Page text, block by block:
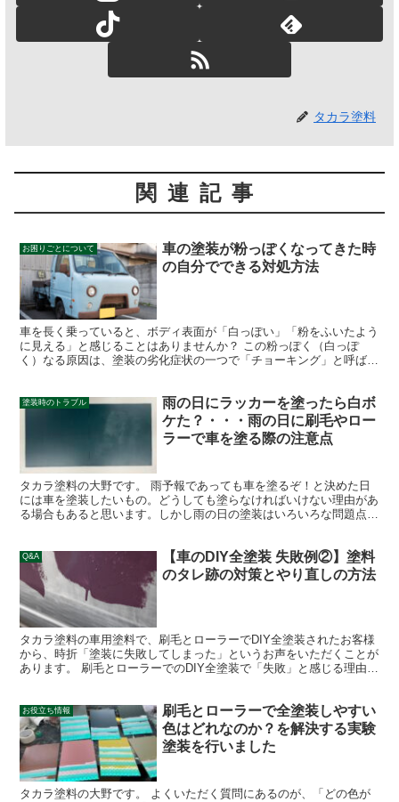
タカラ塗料
関連記事
お困りごとについて
車の塗装が粉っぽくなってきた時
の自分でできる対処方法
車を長く乗っていると、ボディ表面が「白っぽい」「粉をふいたよう
に見える」と感じることはありませんか？ この粉っぽく（白っぽ
く）なる原因は、塗装の劣化症状の一つで「チョーキング」と呼ばれ
塗装時のトラブル
雨の日にラッカーを塗ったら白ボ
ケた？・・・雨の日に刷毛やロー
ラーで車を塗る際の注意点
タカラ塗料の大野です。 雨予報であっても車を塗るぞ！と決めた日
には車を塗装したいもの。どうしても塗らなければいけない理由があ
る場合もあると思います。しかし雨の日の塗装はいろいろな問題点が
Q&A
【車のDIY全塗装 失敗例②】塗料
のタレ跡の対策とやり直しの方法
タカラ塗料の車用塗料で、刷毛とローラーでDIY全塗装されたお客様
から、時折「塗装に失敗してしまった」というお声をいただくことが
あります。 刷毛とローラーでのDIY全塗装で「失敗」と感じる理由
お役立ち情報
刷毛とローラーで全塗装しやすい
色はどれなのか？を解決する実験
塗装を行いました
タカラ塗料の大野です。 よくいただく質問にあるのが、「どの色が